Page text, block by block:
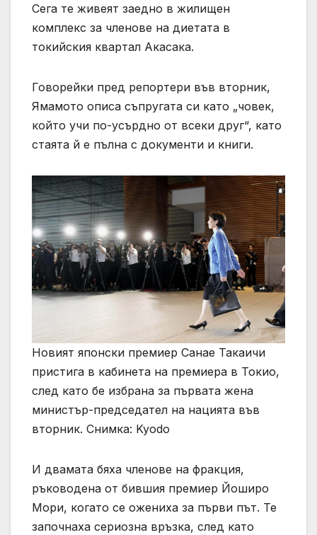
Сега те живеят заедно в жилищен
комплекс за членове на диетата в
токийския квартал Акасака.
Говорейки пред репортери във вторник,
Ямамото описа съпругата си като „човек,
който учи по-усърдно от всеки друг“, като
стаята й е пълна с документи и книги.
Новият японски премиер Санае Такаичи
пристига в кабинета на премиера в Токио,
след като бе избрана за първата жена
министър-председател на нацията във
вторник. Снимка: Kyodo
И двамата бяха членове на фракция,
ръководена от бившия премиер Йоширо
Мори, когато се ожениха за първи път. Те
започнаха сериозна връзка, след като